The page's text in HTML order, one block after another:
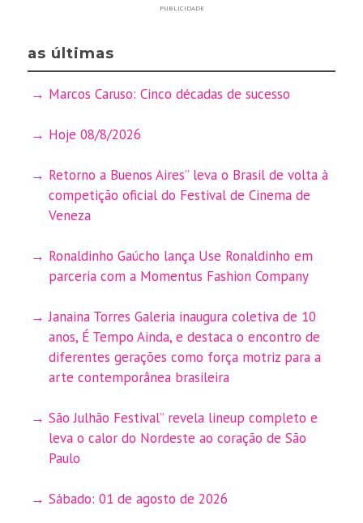
PUBLICIDADE
as últimas
Marcos Caruso: Cinco décadas de sucesso
Hoje 08/8/2026
Retorno a Buenos Aires” leva o Brasil de volta à
competição oficial do Festival de Cinema de
Veneza
Ronaldinho Gaúcho lança Use Ronaldinho em
parceria com a Momentus Fashion Company
Janaina Torres Galeria inaugura coletiva de 10
anos, É Tempo Ainda, e destaca o encontro de
diferentes gerações como força motriz para a
arte contemporânea brasileira
São Julhão Festival” revela lineup completo e
leva o calor do Nordeste ao coração de São
Paulo
Sábado: 01 de agosto de 2026